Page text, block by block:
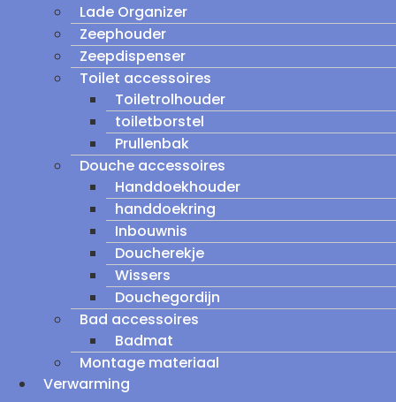
Lade Organizer
Zeephouder
Zeepdispenser
Toilet accessoires
Toiletrolhouder
toiletborstel
Prullenbak
Douche accessoires
Handdoekhouder
handdoekring
Inbouwnis
Doucherekje
Wissers
Douchegordijn
Bad accessoires
Badmat
Montage materiaal
Verwarming